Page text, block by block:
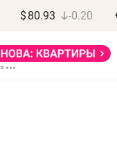
$ 80.93 -0.20